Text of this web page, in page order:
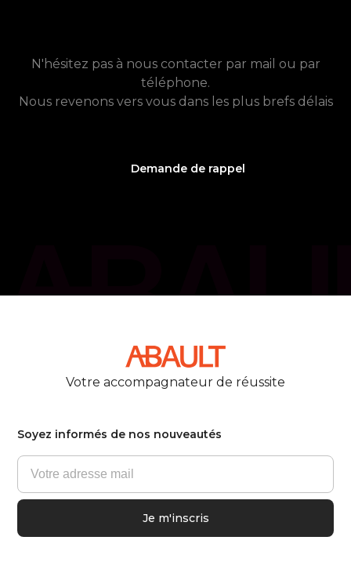
N'hésitez pas à nous contacter par mail ou par
téléphone.
Nous revenons vers vous dans les plus brefs délais
Demande de rappel
Votre accompagnateur de réussite
Soyez informés de nos nouveautés